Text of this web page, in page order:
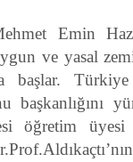
Emin
ve yasal
başlar.
öğretim üyesi